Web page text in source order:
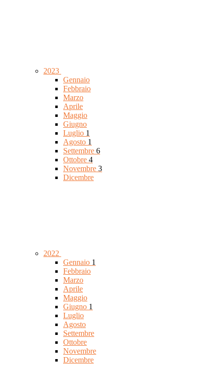
2023
Gennaio
Febbraio
Marzo
Aprile
Maggio
Giugno
Luglio 1
Agosto 1
Settembre 6
Ottobre 4
Novembre 3
Dicembre
2022
Gennaio 1
Febbraio
Marzo
Aprile
Maggio
Giugno 1
Luglio
Agosto
Settembre
Ottobre
Novembre
Dicembre